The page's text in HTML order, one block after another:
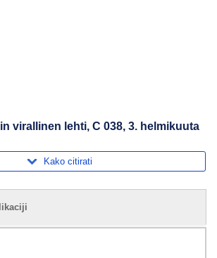
virallinen lehti, C 038, 3. helmikuuta
Kako citirati